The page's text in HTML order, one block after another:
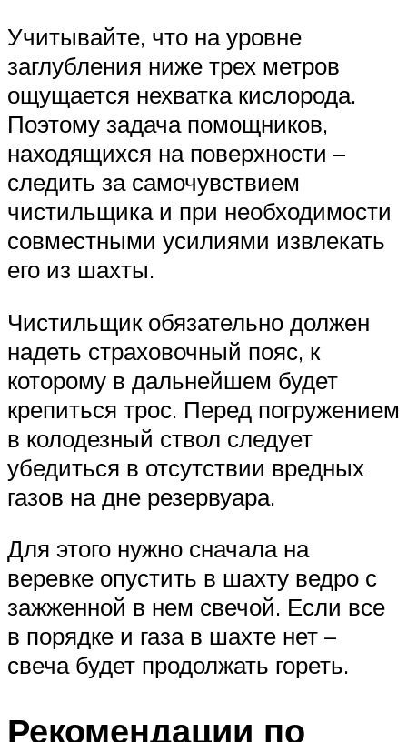
Учитывайте, что на уровне
заглубления ниже трех метров
ощущается нехватка кислорода.
Поэтому задача помощников,
находящихся на поверхности –
следить за самочувствием
чистильщика и при необходимости
совместными усилиями извлекать
его из шахты.
Чистильщик обязательно должен
надеть страховочный пояс, к
которому в дальнейшем будет
крепиться трос. Перед погружением
в колодезный ствол следует
убедиться в отсутствии вредных
газов на дне резервуара.
Для этого нужно сначала на
веревке опустить в шахту ведро с
зажженной в нем свечой. Если все
в порядке и газа в шахте нет –
свеча будет продолжать гореть.
Рекомендации по